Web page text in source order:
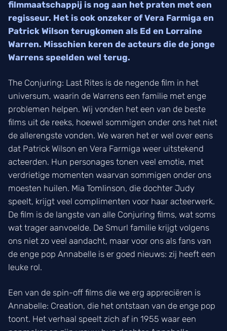
filmmaatschappij is nog aan het praten met een
regisseur. Het is ook onzeker of Vera Farmiga en
Patrick Wilson terugkomen als Ed en Lorraine
Warren. Misschien keren de acteurs die de jonge
Warrens speelden wel terug.
The Conjuring: Last Rites is de negende film in het
universum, waarin de Warrens een familie met enge
problemen helpen. Wij vonden het een van de beste
films uit de reeks, hoewel sommigen onder ons het niet
de allerengste vonden. We waren het er wel over eens
dat Patrick Wilson en Vera Farmiga weer uitstekend
acteerden. Hun personages tonen veel emotie, met
verdrietige momenten waarvan sommigen onder ons
moesten huilen. Mia Tomlinson, die dochter Judy
speelt, krijgt veel complimenten voor haar acteerwerk.
De film is de langste van alle Conjuring films, wat soms
wat trager aanvoelde. De Smurl familie krijgt volgens
ons niet zo veel aandacht, maar voor ons als fans van
de enge pop Annabelle is er goed nieuws: zij heeft een
leuke rol.
Een van de spin-off films die we erg appreciëren is
Annabelle: Creation, die het ontstaan van de enge pop
toont. Het verhaal speelt zich af in 1955 waar een